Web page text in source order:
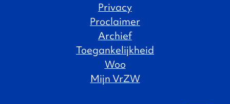
Privacy
Proclaimer
Archief
Toegankelijkheid
Woo
Mijn VrZW